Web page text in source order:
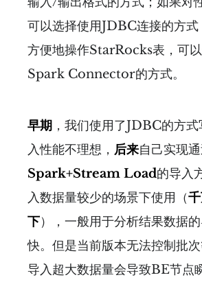
可以选择使用JDBC连接的方式
方便地操作StarRocks表，可
Spark Connector的方式。
早期 ，我们使用了JDBC的方
入性能不理想， 后来自己实现
Spark+Stream Load的导入
入数据量较少的场景下使用（
下），一般用于分析结果数据
快。但是当前版本无法控制批次
导入超大数据量会导致BE节点